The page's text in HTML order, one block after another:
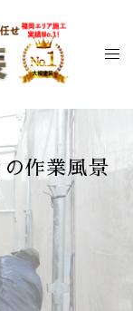
作業風景